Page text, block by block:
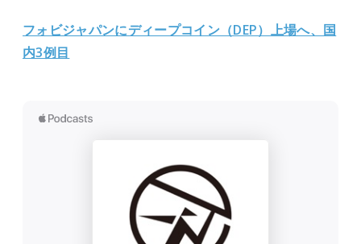
フォビジャパンにディープコイン（DEP）上場へ、国
内3例目